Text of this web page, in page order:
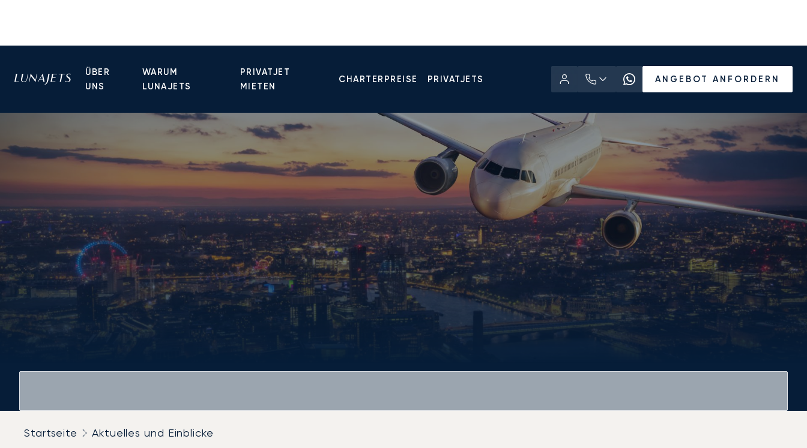
ÜBER
UNS
WARUM
LUNAJETS
PRIVATJET
MIETEN
CHARTERPREISE PRIVATJETS ANGEBOT ANFORDERN
Startseite Aktuelles und Einblicke